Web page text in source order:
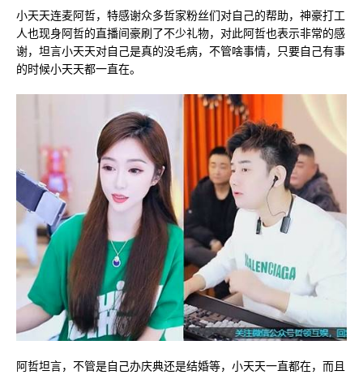
小天天连麦阿哲，特感谢众多哲家粉丝们对自己的帮助，神豪打工
人也现身阿哲的直播间豪刷了不少礼物，对此阿哲也表示非常的感
谢，坦言小天天对自己是真的没毛病，不管啥事情，只要自己有事
的时候小天天都一直在。
阿哲坦言，不管是自己办庆典还是结婚等，小天天一直都在，而且